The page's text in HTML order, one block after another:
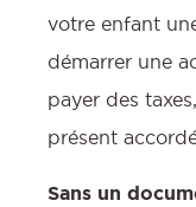
votre enfant
démarrer une
payer des
présent
Sans un